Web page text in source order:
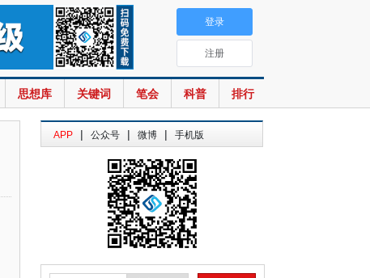
思想库 关键词 笔会 科普 排行
登录
注册
APP | 公众号 | 微博 | 手机版